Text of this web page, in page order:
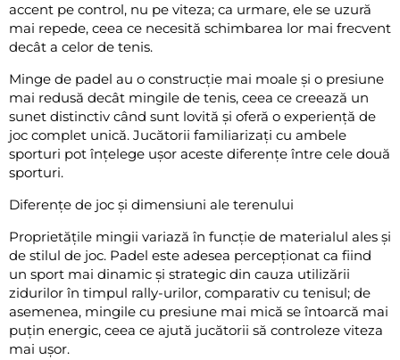
accent pe control, nu pe viteza; ca urmare, ele se uzură
mai repede, ceea ce necesită schimbarea lor mai frecvent
decât a celor de tenis.
Minge de padel au o construcție mai moale și o presiune
mai redusă decât mingile de tenis, ceea ce creează un
sunet distinctiv când sunt lovită și oferă o experiență de
joc complet unică. Jucătorii familiarizați cu ambele
sporturi pot înțelege ușor aceste diferențe între cele două
sporturi.
Diferențe de joc și dimensiuni ale terenului
Proprietățile mingii variază în funcție de materialul ales și
de stilul de joc. Padel este adesea percepționat ca fiind
un sport mai dinamic și strategic din cauza utilizării
zidurilor în timpul rally-urilor, comparativ cu tenisul; de
asemenea, mingile cu presiune mai mică se întoarcă mai
puțin energic, ceea ce ajută jucătorii să controleze viteza
mai ușor.